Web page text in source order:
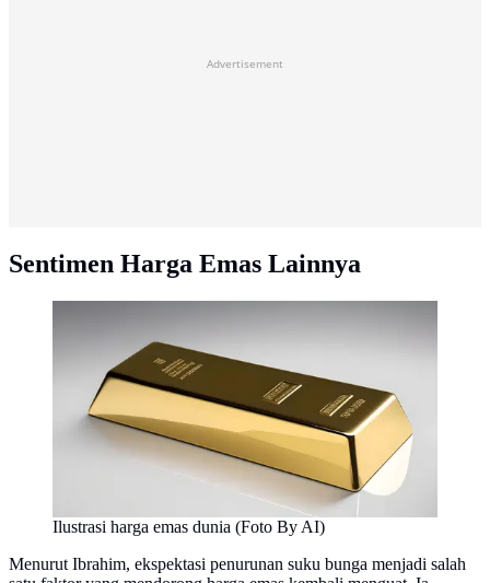
Advertisement
Sentimen Harga Emas Lainnya
Ilustrasi harga emas dunia (Foto By AI)
Menurut Ibrahim, ekspektasi penurunan suku bunga menjadi salah